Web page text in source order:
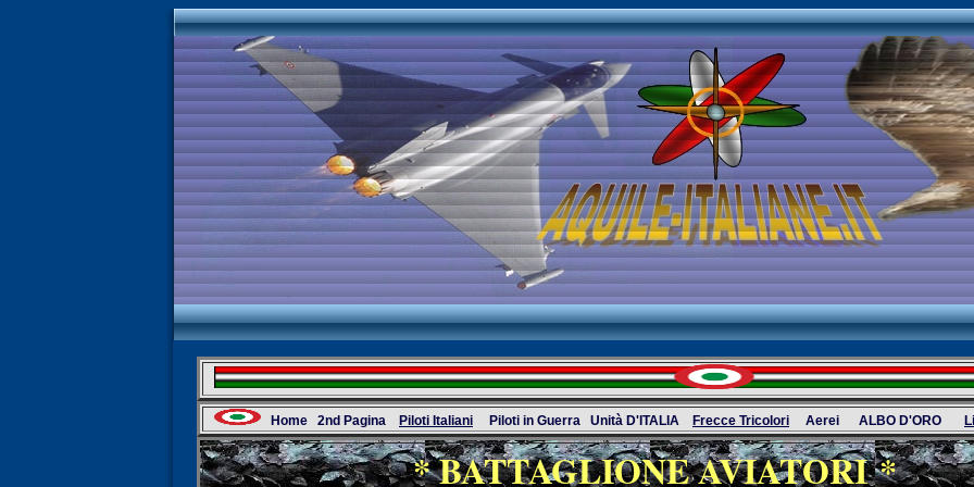
Home 2nd Pagina Piloti Italiani Piloti in Guerra Unità D'ITALIA Frecce Tricolori Aerei ALBO D'ORO
* BATTAGLIONE AVIATORI *